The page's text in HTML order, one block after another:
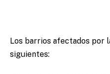
Los barrios afectados por
siguientes: